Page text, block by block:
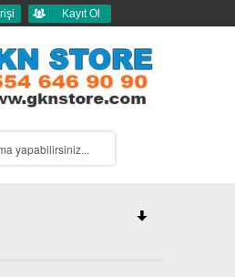
Kayıt Ol